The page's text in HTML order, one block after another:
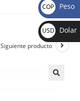
Siguiente producto
COP
$
Peso
USD
$
Dolar